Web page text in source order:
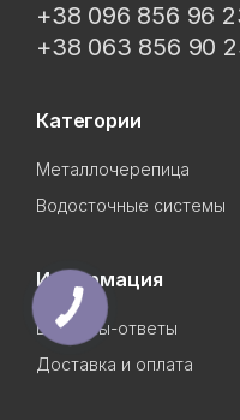
+38 096 856 96
+38 063 856 90
Категории
Металлочерепица
Водосточные системы
Информация
Вопросы-ответы
Доставка и оплата